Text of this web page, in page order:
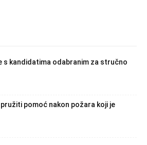
s kandidatima odabranim za stručno
pomoć nakon požara koji je